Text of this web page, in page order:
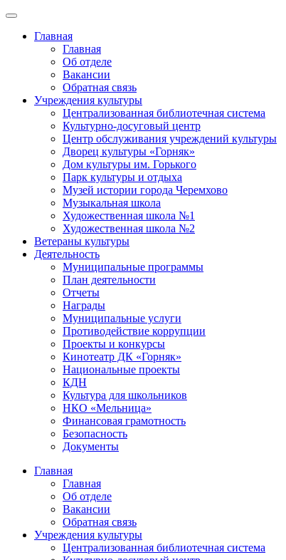
Главная
Главная
Об отделе
Вакансии
Обратная связь
Учреждения культуры
Централизованная библиотечная система
Культурно-досуговый центр
Центр обслуживания учреждений культуры
Дворец культуры «Горняк»
Дом культуры им. Горького
Парк культуры и отдыха
Музей истории города Черемхово
Музыкальная школа
Художественная школа №1
Художественная школа №2
Ветераны культуры
Деятельность
Муниципальные программы
План деятельности
Отчеты
Награды
Муниципальные услуги
Противодействие коррупции
Проекты и конкурсы
Кинотеатр ДК «Горняк»
Национальные проекты
КДН
Культура для школьников
НКО «Мельница»
Финансовая грамотность
Безопасность
Документы
Главная
Главная
Об отделе
Вакансии
Обратная связь
Учреждения культуры
Централизованная библиотечная система